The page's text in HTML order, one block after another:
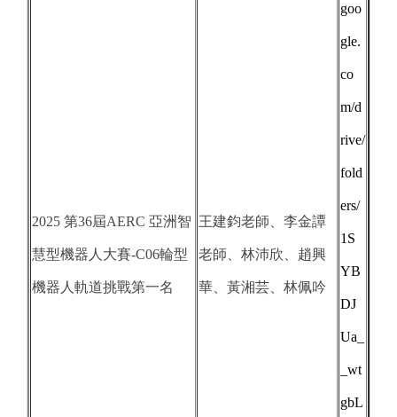
2025 第36屆AERC 亞洲智
慧型機器人大賽-C06輪型
機器人軌道挑戰第一名
王建鈞老師、李金譚
老師、林沛欣、趙興
華、黃湘芸、林佩吟
goo
gle.
co
m/d
rive/
fold
ers/
1S
YB
DJ
Ua_
_wt
gbL